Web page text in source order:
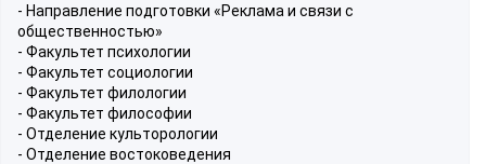
- Направление подготовки «Реклама и связи с
общественностью»
- Факультет психологии
- Факультет социологии
- Факультет филологии
- Факультет философии
- Отделение культорологии
- Отделение востоковедения